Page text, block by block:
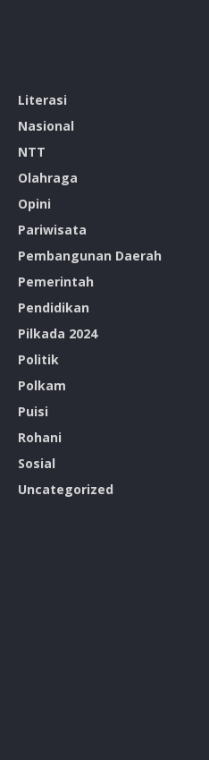
Literasi
Nasional
NTT
Olahraga
Opini
Pariwisata
Pembangunan Daerah
Pemerintah
Pendidikan
Pilkada 2024
Politik
Polkam
Puisi
Rohani
Sosial
Uncategorized